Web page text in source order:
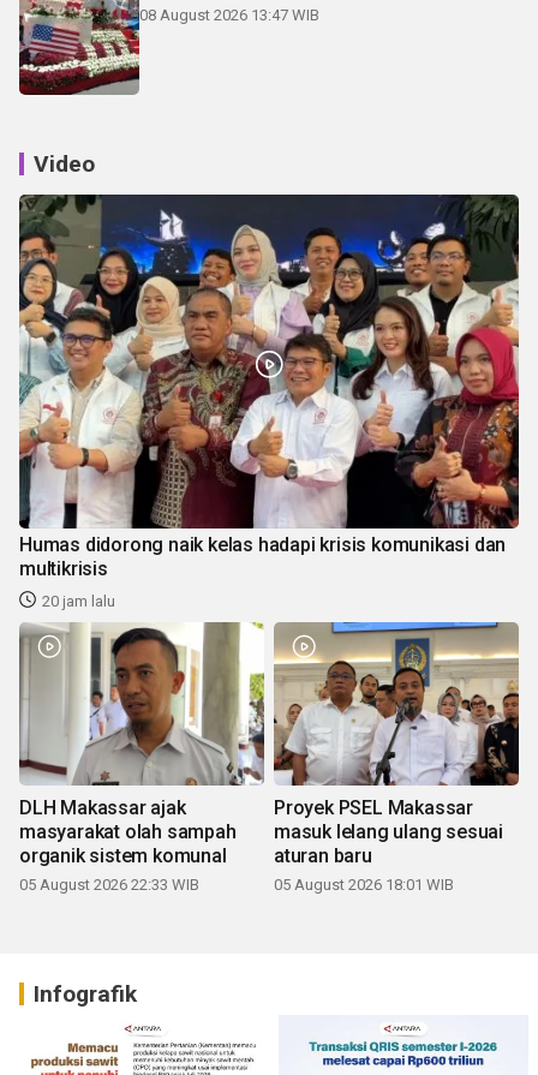
08 August 2026 13:47 WIB
Video
Humas didorong naik kelas hadapi krisis komunikasi dan
multikrisis
20 jam lalu
DLH Makassar ajak
masyarakat olah sampah
organik sistem komunal
05 August 2026 22:33 WIB
Proyek PSEL Makassar
masuk lelang ulang sesuai
aturan baru
05 August 2026 18:01 WIB
Infografik